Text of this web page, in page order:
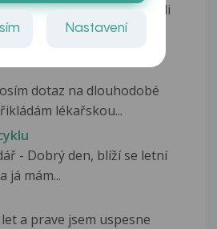
a trpím pomočováním. Kvůli
zabránila....
st.p.TOT, močové
dotaz na dlouhodobé
lékařskou...
- Dobrý den, blíží se letní
já mám...
a prave jsem uspesne
Nastavení